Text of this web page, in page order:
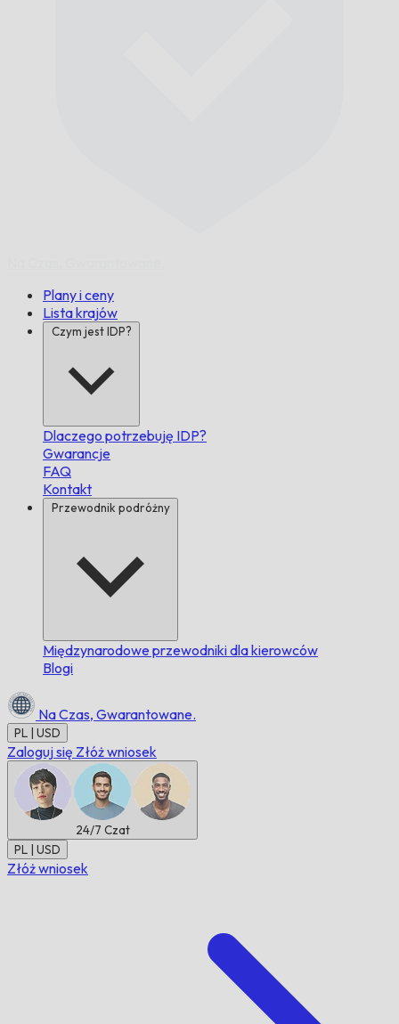
Plany i ceny
Lista krajów
Czym jest IDP?
Dlaczego potrzebuję IDP?
Gwarancje
FAQ
Kontakt
Przewodnik podróżny
Międzynarodowe przewodniki dla kierowców
Blogi
Na Czas, Gwarantowane.
PL | USD
Zaloguj się Złóż wniosek
24/7 Czat
PL | USD
Złóż wniosek